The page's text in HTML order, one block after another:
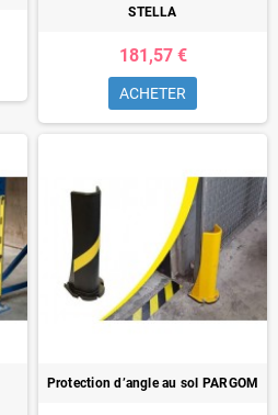
STELLA
181,57 €
ACHETER
Protection d’angle au sol PARGOM